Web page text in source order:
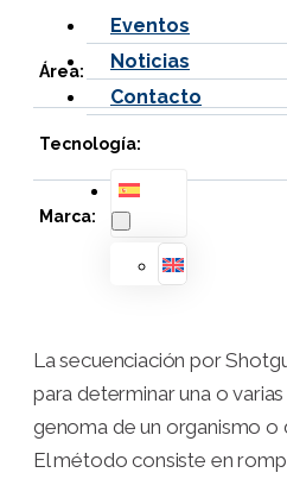
Eventos
Noticias
Contacto
La secuenciación por
para determinar una o
genoma de un organismo o
El método consiste en
Área:
Tecnología:
Marca: